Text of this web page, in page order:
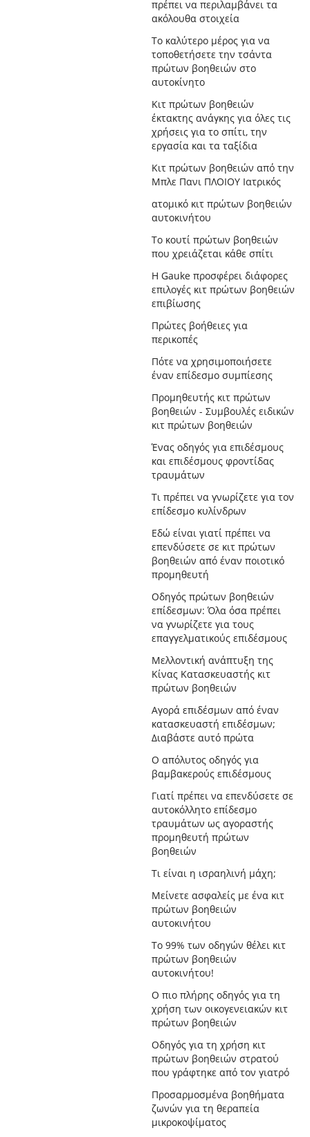
πρέπει να περιλαμβάνει τα
ακόλουθα στοιχεία
Το καλύτερο μέρος για να
τοποθετήσετε την τσάντα
πρώτων βοηθειών στο
αυτοκίνητο
Κιτ πρώτων βοηθειών
έκτακτης ανάγκης για όλες τις
χρήσεις για το σπίτι, την
εργασία και τα ταξίδια
Κιτ πρώτων βοηθειών από την
Μπλε Πανι ΠΛΟΙΟΥ Ιατρικός
ατομικό κιτ πρώτων βοηθειών
αυτοκινήτου
Το κουτί πρώτων βοηθειών
που χρειάζεται κάθε σπίτι
Η Gauke προσφέρει διάφορες
επιλογές κιτ πρώτων βοηθειών
επιβίωσης
Πρώτες βοήθειες για
περικοπές
Πότε να χρησιμοποιήσετε
έναν επίδεσμο συμπίεσης
Προμηθευτής κιτ πρώτων
βοηθειών - Συμβουλές ειδικών
κιτ πρώτων βοηθειών
Ένας οδηγός για επιδέσμους
και επιδέσμους φροντίδας
τραυμάτων
Τι πρέπει να γνωρίζετε για τον
επίδεσμο κυλίνδρων
Εδώ είναι γιατί πρέπει να
επενδύσετε σε κιτ πρώτων
βοηθειών από έναν ποιοτικό
προμηθευτή
Οδηγός πρώτων βοηθειών
επίδεσμων: Όλα όσα πρέπει
να γνωρίζετε για τους
επαγγελματικούς επιδέσμους
Μελλοντική ανάπτυξη της
Κίνας Κατασκευαστής κιτ
πρώτων βοηθειών
Αγορά επιδέσμων από έναν
κατασκευαστή επιδέσμων;
Διαβάστε αυτό πρώτα
Ο απόλυτος οδηγός για
βαμβακερούς επιδέσμους
Γιατί πρέπει να επενδύσετε σε
αυτοκόλλητο επίδεσμο
τραυμάτων ως αγοραστής
προμηθευτή πρώτων
βοηθειών
Τι είναι η ισραηλινή μάχη;
Μείνετε ασφαλείς με ένα κιτ
πρώτων βοηθειών
αυτοκινήτου
Το 99% των οδηγών θέλει κιτ
πρώτων βοηθειών
αυτοκινήτου!
Ο πιο πλήρης οδηγός για τη
χρήση των οικογενειακών κιτ
πρώτων βοηθειών
Οδηγός για τη χρήση κιτ
πρώτων βοηθειών στρατού
που γράφτηκε από τον γιατρό
Προσαρμοσμένα βοηθήματα
ζωνών για τη θεραπεία
μικροκοψίματος